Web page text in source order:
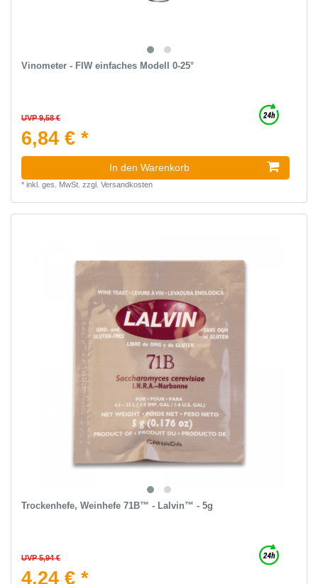
Vinometer - FIW einfaches Modell 0-25°
UVP 9,58 €
6,84 € *
In den Warenkorb
* inkl. ges. MwSt. zzgl. Versandkosten
Trockenhefe, Weinhefe 71B™ - Lalvin™ - 5g
UVP 5,94 €
4,24 € *